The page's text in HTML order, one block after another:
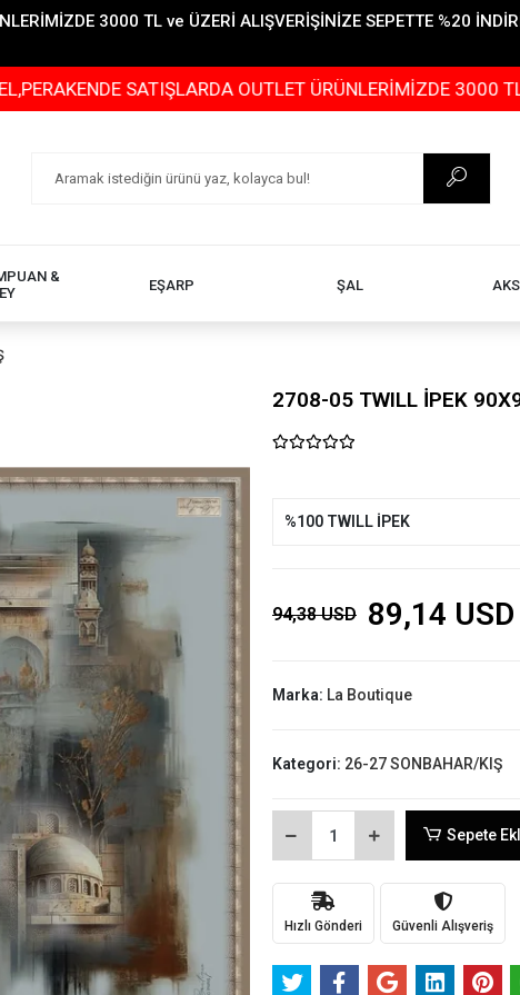
3000 TL ve ÜZERİ ALIŞVERİŞİNİZE SEPETTE %20
SATIŞLARDA OUTLET ÜRÜNLERİMİZDE 3000 TL ve
&
EŞARP ŞAL
2708-05 TWILL İPEK
%100 TWILL İPEK
94,38 USD 89,14 USD
Marka: La Boutique
Kategori: 26-27 SONBAHAR/KIŞ
Sepete
Hızlı Gönderi Güvenli Alışveriş